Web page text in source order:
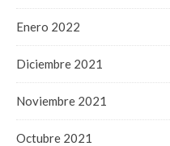
Enero 2022
Diciembre 2021
Noviembre 2021
Octubre 2021